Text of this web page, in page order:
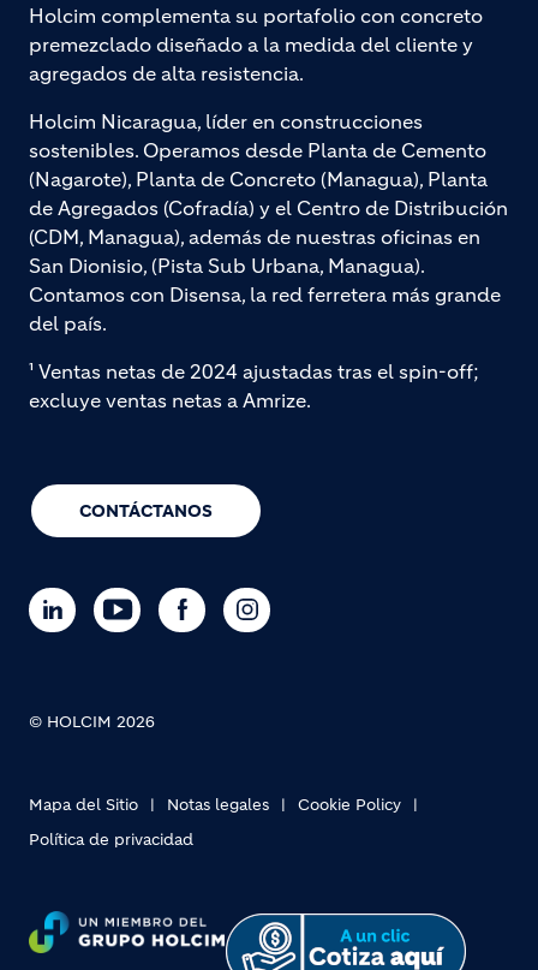
CONTÁCTANOS
Holcim complementa su portafolio con concreto
premezclado diseñado a la medida del cliente y
agregados de alta resistencia.
Holcim Nicaragua, líder en construcciones
sostenibles. Operamos desde Planta de Cemento
(Nagarote), Planta de Concreto (Managua), Planta
de Agregados (Cofradía) y el Centro de Distribución
(CDM, Managua), además de nuestras oficinas en
San Dionisio, (Pista Sub Urbana, Managua).
Contamos con Disensa, la red ferretera más grande
del país.
¹ Ventas netas de 2024 ajustadas tras el spin-off;
excluye ventas netas a Amrize.
© HOLCIM 2026
Mapa del Sitio Notas legales
Cookie Policy
Política de privacidad